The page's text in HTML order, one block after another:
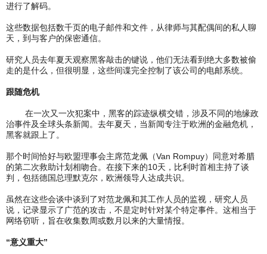
进行了解码。
这些数据包括数千页的电子邮件和文件，从律师与其配偶间的私人聊
天，到与客户的保密通信。
研究人员去年夏天观察黑客敲击的键说，他们无法看到绝大多数被偷
走的是什么，但很明显，这些间谍完全控制了该公司的电邮系统。
跟随危机
在一次又一次犯案中，黑客的踪迹纵横交错，涉及不同的地缘政
治事件及全球头条新闻。去年夏天，当新闻专注于欧洲的金融危机，
黑客就跟上了。
那个时间恰好与欧盟理事会主席范龙佩（Van Rompuy）同意对希腊
的第二次救助计划相吻合。在接下来的10天，比利时首相主持了谈
判，包括德国总理默克尔，欧洲领导人达成共识。
虽然在这些会谈中谈到了对范龙佩和其工作人员的监视，研究人员
说，记录显示了广范的攻击，不是定时针对某个特定事件。这相当于
网络窃听，旨在收集数周或数月以来的大量情报。
“意义重大”